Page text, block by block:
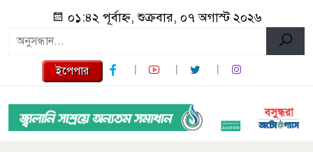
০১:৪২ পূর্বাহ্ন, শুক্রবার, ০৭ অগাস্ট ২০২৬
ইপেপার